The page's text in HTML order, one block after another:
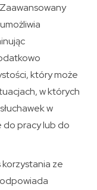
który może
w których
w
do pracy lub do
ze